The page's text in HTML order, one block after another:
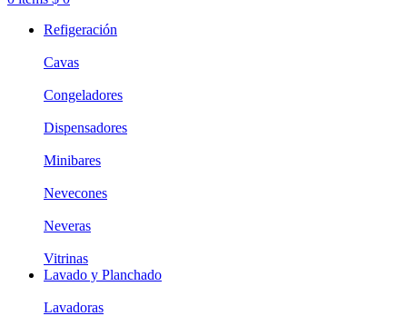
Refigeración
Cavas
Congeladores
Dispensadores
Minibares
Nevecones
Neveras
Vitrinas
Lavado y Planchado
Lavadoras